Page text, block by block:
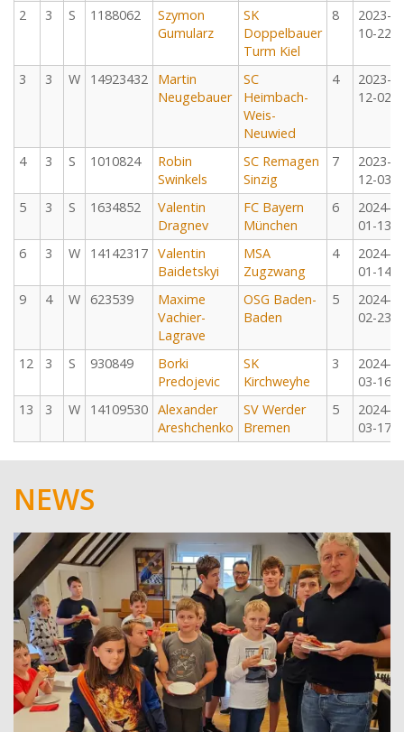
2
3 S 1188062
Szymon
Gumularz
SK
Doppelbauer
Turm Kiel
8
2023-
10-22
3 3 W 14923432
Martin
Neugebauer
SC
Heimbach-
Weis-
Neuwied
4
2023-
12-02
4 3 S 1010824
Robin
Swinkels
SC Remagen
Sinzig
7
2023-
12-03
5
3 S 1634852
Valentin
Dragnev
FC Bayern
München
6
2024-
01-13
6
3 W 14142317 Valentin
Baidetskyi
MSA
Zugzwang
4
2024-
01-14
9
4 W 623539
Maxime
Vachier-
Lagrave
OSG Baden-
Baden
5
2024-
02-23
12 3 S 930849
Borki
Predojevic
SK
Kirchweyhe
3
2024-
03-16
13
3 W 14109530 Alexander
Areshchenko
SV Werder
Bremen
5
2024-
03-17
NEWS